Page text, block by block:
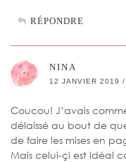
RÉPONDRE
NINA
12 JANVIER 2019
Coucou! J’avais
délaissé au bout de
de faire les mises en
Mais celui-çi est idéal